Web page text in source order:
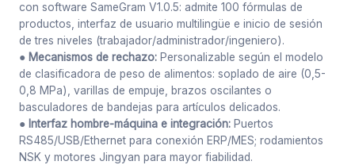
con software SameGram V1.0.5: admite 100 fórmulas de
productos, interfaz de usuario multilingüe e inicio de sesión
de tres niveles (trabajador/administrador/ingeniero).
● Mecanismos de rechazo: Personalizable según el modelo
de clasificadora de peso de alimentos: soplado de aire (0,5-
0,8 MPa), varillas de empuje, brazos oscilantes o
basculadores de bandejas para artículos delicados.
● Interfaz hombre-máquina e integración: Puertos
RS485/USB/Ethernet para conexión ERP/MES; rodamientos
NSK y motores Jingyan para mayor fiabilidad.